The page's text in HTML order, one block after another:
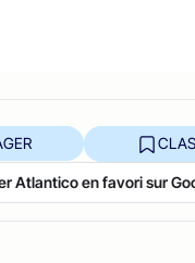
Atlantico en favori sur